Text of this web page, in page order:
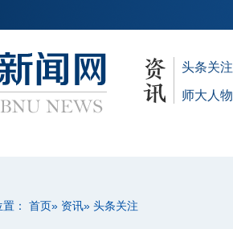
头条关注
师大人物
： 首页» 资讯» 头条关注